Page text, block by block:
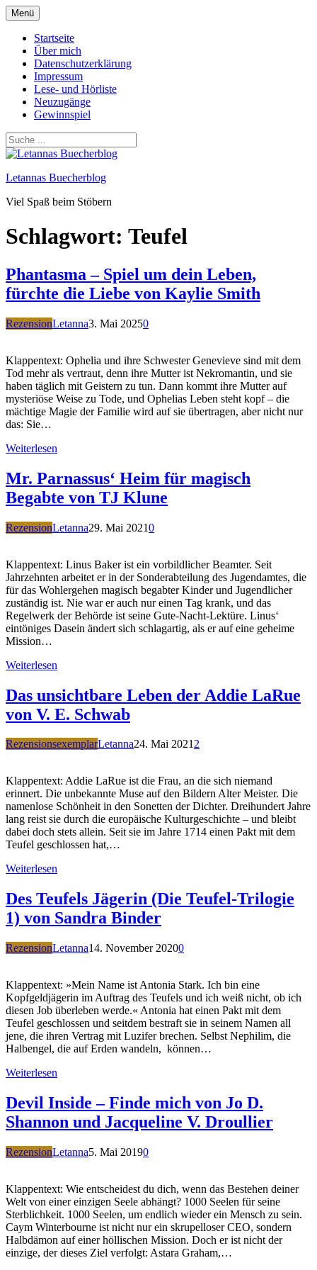
Zum
Inhalt
springen
Menü
Startseite
Über mich
Datenschutzerklärung
Impressum
Lese- und Hörliste
Neuzugänge
Gewinnspiel
Letannas Buecherblog
Viel Spaß beim Stöbern
Schlagwort: Teufel
Phantasma – Spiel um dein Leben,
fürchte die Liebe von Kaylie Smith
RezensionLetanna3. Mai 20250
Klappentext: Ophelia und ihre Schwester Genevieve sind mit dem
Tod mehr als vertraut, denn ihre Mutter ist Nekromantin, und sie
haben täglich mit Geistern zu tun. Dann kommt ihre Mutter auf
mysteriöse Weise zu Tode, und Ophelias Leben steht kopf – die
mächtige Magie der Familie wird auf sie übertragen, aber nicht nur
das: Sie…
Weiterlesen
Mr. Parnassus‘ Heim für magisch
Begabte von TJ Klune
RezensionLetanna29. Mai 20210
Klappentext: Linus Baker ist ein vorbildlicher Beamter. Seit
Jahrzehnten arbeitet er in der Sonderabteilung des Jugendamtes, die
für das Wohlergehen magisch begabter Kinder und Jugendlicher
zuständig ist. Nie war er auch nur einen Tag krank, und das
Regelwerk der Behörde ist seine Gute-Nacht-Lektüre. Linus‘
eintöniges Dasein ändert sich schlagartig, als er auf eine geheime
Mission…
Weiterlesen
Das unsichtbare Leben der Addie LaRue
von V. E. Schwab
RezensionsexemplarLetanna24. Mai 20212
Klappentext: Addie LaRue ist die Frau, an die sich niemand
erinnert. Die unbekannte Muse auf den Bildern Alter Meister. Die
namenlose Schönheit in den Sonetten der Dichter. Dreihundert Jahre
lang reist sie durch die europäische Kulturgeschichte – und bleibt
dabei doch stets allein. Seit sie im Jahre 1714 einen Pakt mit dem
Teufel geschlossen hat,…
Weiterlesen
Des Teufels Jägerin (Die Teufel-Trilogie
1) von Sandra Binder
RezensionLetanna14. November 20200
Klappentext: »Mein Name ist Antonia Stark. Ich bin eine
Kopfgeldjägerin im Auftrag des Teufels und ich weiß nicht, ob ich
diesen Job überleben werde.« Antonia hat einen Pakt mit dem
Teufel geschlossen und seitdem bestraft sie in seinem Namen all
jene, die ihren Vertrag mit Luzifer brechen. Selbst Nephilim, die
Halbengel, die auf Erden wandeln, können…
Weiterlesen
Devil Inside – Finde mich von Jo D.
Shannon und Jacqueline V. Droullier
RezensionLetanna5. Mai 20190
Klappentext: Wie entscheidest du dich, wenn das Bestehen deiner
Welt von einer einzigen Seele abhängt? 1000 Seelen für seine
Sterblichkeit. 1000 Seelen, um endlich wieder ein Mensch zu sein.
Caym Winterbourne ist nicht nur ein skrupelloser CEO, sondern
Halbdämon auf einer höllischen Mission. Doch er ist nicht der
einzige, der dieses Ziel verfolgt: Astara Graham,…